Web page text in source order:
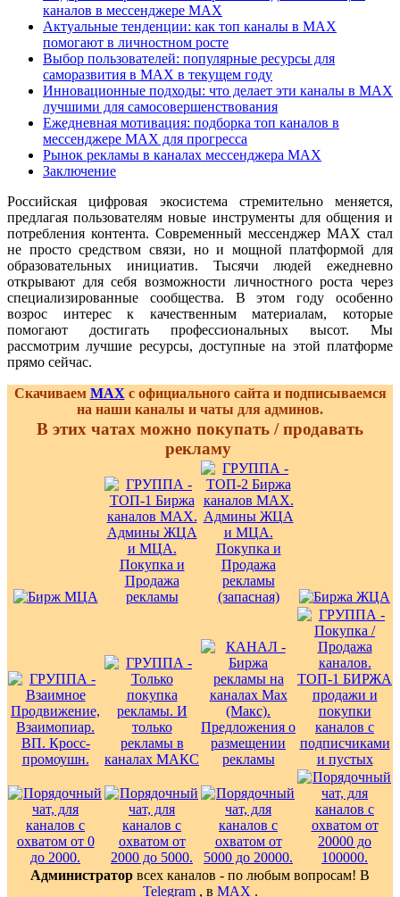
каналов в мессенджере MAX
Актуальные тенденции: как топ каналы в MAX
помогают в личностном росте
Выбор пользователей: популярные ресурсы для
саморазвития в MAX в текущем году
Инновационные подходы: что делает эти каналы в MAX
лучшими для самосовершенствования
Ежедневная мотивация: подборка топ каналов в
мессенджере MAX для прогресса
Рынок рекламы в каналах мессенджера MAX
Заключение
Российская цифровая экосистема стремительно меняется,
предлагая пользователям новые инструменты для общения и
потребления контента. Современный мессенджер MAX стал
не просто средством связи, но и мощной платформой для
образовательных инициатив. Тысячи людей ежедневно
открывают для себя возможности личностного роста через
специализированные сообщества. В этом году особенно
возрос интерес к качественным материалам, которые
помогают достигать профессиональных высот. Мы
рассмотрим лучшие ресурсы, доступные на этой платформе
прямо сейчас.
Скачиваем MAX с официального сайта и подписываемся
на наши каналы и чаты для админов.
В этих чатах можно покупать / продавать
рекламу
Администратор всех каналов - по любым вопросам! В
Telegram , в MAX .